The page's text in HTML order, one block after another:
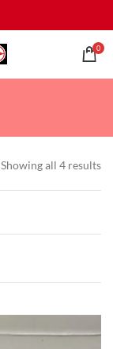
0
Showing all 4 results